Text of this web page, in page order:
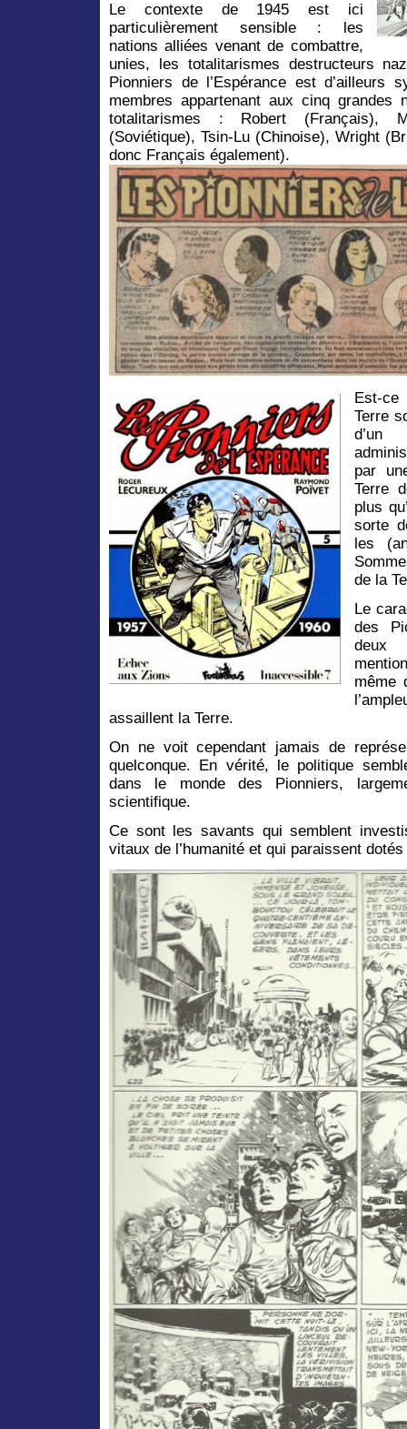
Le contexte de 1945 est ici
particulièrement sensible : les
nations alliées venant de combattre,
unies, les totalitarismes destructeurs
Pionniers de l’Espérance est d’ailleurs
membres appartenant aux cinq grandes
totalitarismes : Robert (Français),
(Soviétique), Tsin-Lu (Chinoise), Wright
donc Français également).
Est-ce
Terre
d’un
par
Terre
plus
sorte
les
de la
Le
des
deux
même
assaillent la Terre.
On ne voit cependant jamais de
quelconque. En vérité, le politique
dans le monde des Pionniers,
scientifique.
Ce sont les savants qui semblent
vitaux de l’humanité et qui paraissent